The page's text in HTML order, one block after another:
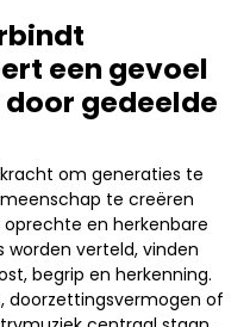
een gevoel
gedeelde
om generaties te
te creëren
oprechte en herkenbare
verteld, vinden
begrip en herkenning.
doorzettingsvermogen of